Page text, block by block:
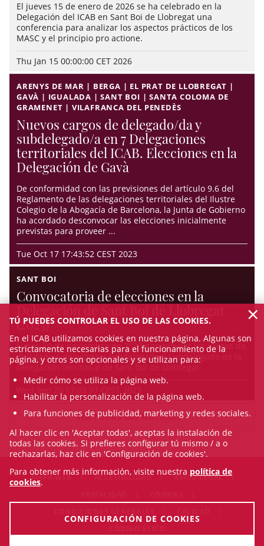
El jueves 15 de enero de 2026 se ha celebrado en la
Delegación del ICAB en Sant Boi de Llobregat una
conferencia para analizar los aspectos prácticos de los
MASC y el principio pro actione.
Thu Jan 15 00:00:00 CET 2026
ARENYS DE MAR | BERGA | EL PRAT DE LLOBREGAT |
GAVÀ | IGUALADA | SANT BOI | SANTA COLOMA DE
GRAMENET | VILAFRANCA DEL PENEDÈS
Nuevos cargos de delegado/da y
subdelegado/a en 7 Delegaciones
territoriales del ICAB. Elecciones en la
Delegación de Gavà
De conformidad con las previsiones del artículo 9.6 del
Reglamento de las delegaciones territoriales del Ilustre
Colegio de la Abogacía de Barcelona, la Junta de Gobierno
ha acordado desconvocar las elecciones inicialmente
previstas para proveer ...
Tue Oct 17 17:43:52 CEST 2023
SANT BOI
Convocatoria de elecciones en la
(2023)
Lunes 20 de noviembre de 2023 por proveer los cargos de
delegado o delegada y subdelegado o subdelegada de la
Delegación territorial de Sant Boi de Llobregat.
VER TODAS LAS NOTICIAS
MAPA WEB ACCESIBILIDAD
AVISO LEGAL
TÚ PUEDES CONTROLAR EL USO DE LAS COOKIES.
En el ICAB utilizamos cookies en nuestra página. Algunas son
estrictamente necesarias para el funcionamiento de la
página, y otros son opcionales y se utilizan para:
Medir cómo se utiliza la página web.
Habilitar la personalización de la página web.
Para funciones de publicidad, marketing y redes sociales.
Al hacer clic en 'Aceptar todas', aceptas la instalación de
todas las cookies. Si prefieres configurar tú mismo / a o
rechazarlas, haz clic en 'Configuración de cookies'.
Para obtener más información, visite nuestra política de
cookies.
CONFIGURACIÓN DE COOKIES
×